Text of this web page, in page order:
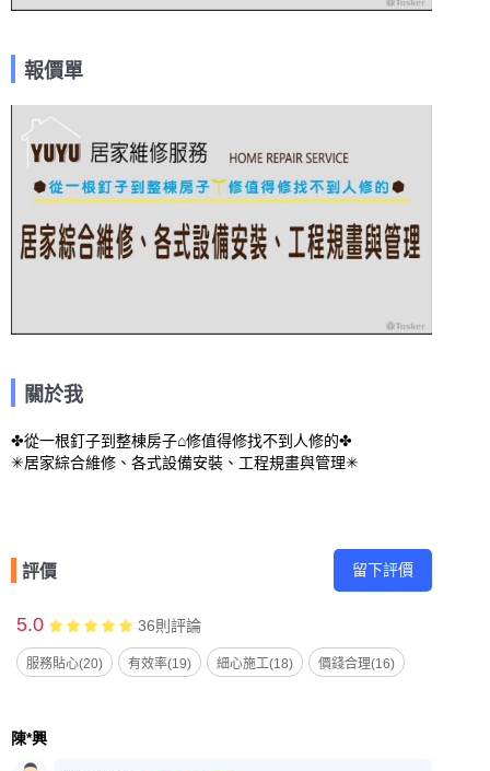
報價單
關於我
✤從一根釘子到整棟房子⌂修值得修找不到人修的✤
✳居家綜合維修、各式設備安裝、工程規畫與管理✳
評價 留下評價
5.0 36則評論
服務貼心(20) 有效率(19) 細心施工(18) 價錢合理(16)
陳*興